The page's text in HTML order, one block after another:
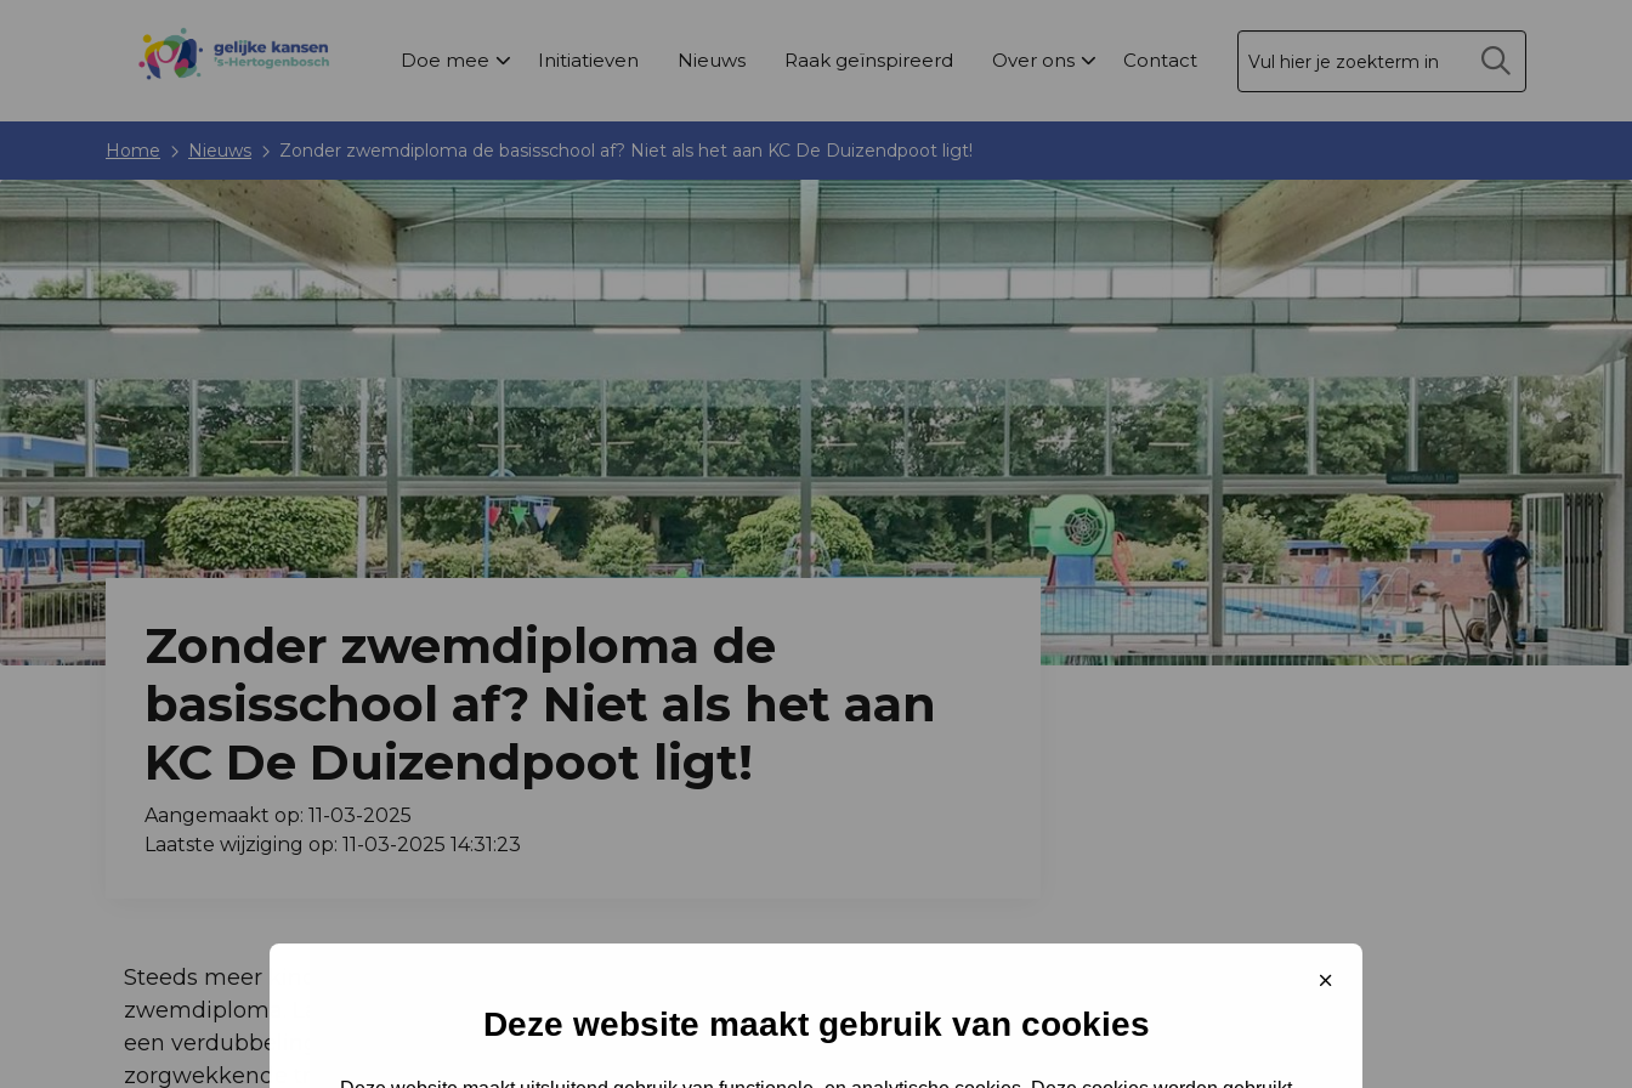
Deze website maakt gebruik van cookies
Sluit
Doe mee Initiatieven Nieuws Raak geïnspireerd Over ons Contact
Home Nieuws Zonder zwemdiploma de basisschool af? Niet als het aan KC De Duizendpoot ligt!
Zonder zwemdiploma de
basisschool af? Niet als het aan
KC De Duizendpoot ligt!
Aangemaakt op: 11-03-2025
Laatste wijziging op: 11-03-2025 14:31:23
Steeds meer kinderen in Nederland verlaten de basisschool zonder
zwemdiploma. Landelijk gaat het om 13% van de kinderen tussen de 6 en 16 jaar,
een verdubbeling sinds 2018. Op KC De Duizendpoot zagen ze deze
zorgwekkende trend en besloten ze in actie te komen. Want elk kind moet veilig